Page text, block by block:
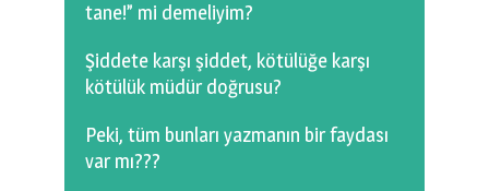
tane!” mi demeliyim?
Şiddete karşı şiddet, kötülüğe karşı
kötülük müdür doğrusu?
Peki, tüm bunları yazmanın bir faydası
var mı???